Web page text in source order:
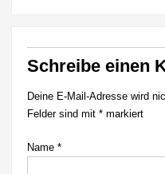
Schreibe einen
Deine E-Mail-Adresse wird
Felder sind mit* markiert
Name*